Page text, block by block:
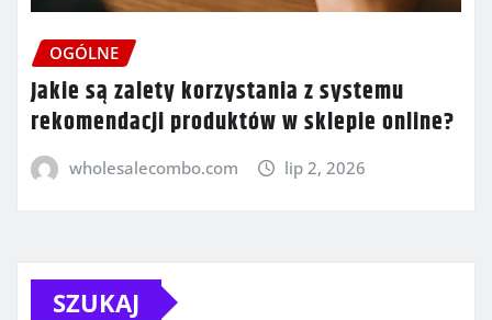
OGÓLNE
Jakie są zalety korzystania z systemu
rekomendacji produktów w sklepie online?
wholesalecombo.com lip 2, 2026
SZUKAJ